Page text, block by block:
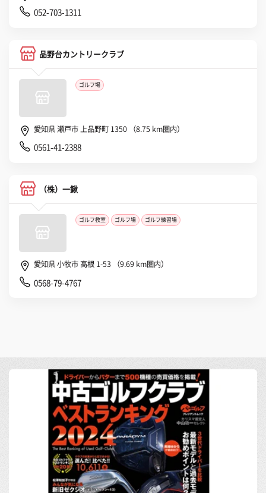
052-703-1311
品野台カントリークラブ
ゴルフ場
愛知県 瀬戸市 上品野町 1350 （8.75 km圏内）
0561-41-2388
（株）一鍬
ゴルフ教室 ゴルフ場 ゴルフ練習場
愛知県 小牧市 高根 1-53 （9.69 km圏内）
0568-79-4767